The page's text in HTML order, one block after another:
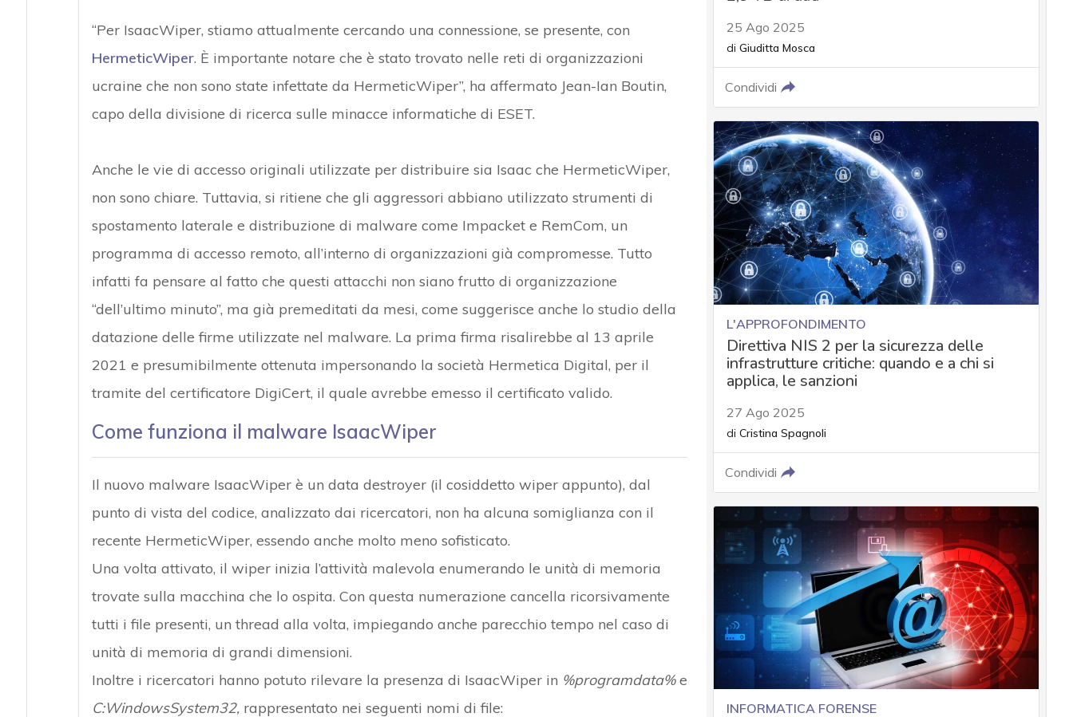
“Per IsaacWiper, stiamo attualmente cercando una connessione, se presente, con
HermeticWiper. È importante notare che è stato trovato nelle reti di organizzazioni
ucraine che non sono state infettate da HermeticWiper”, ha affermato Jean-Ian Boutin,
capo della divisione di ricerca sulle minacce informatiche di ESET.
Anche le vie di accesso originali utilizzate per distribuire sia Isaac che HermeticWiper,
non sono chiare. Tuttavia, si ritiene che gli aggressori abbiano utilizzato strumenti di
spostamento laterale e distribuzione di malware come Impacket e RemCom, un
programma di accesso remoto, all’interno di organizzazioni già compromesse. Tutto
infatti fa pensare al fatto che questi attacchi non siano frutto di organizzazione
“dell’ultimo minuto”, ma già premeditati da mesi, come suggerisce anche lo studio della
datazione delle firme utilizzate nel malware. La prima firma risalirebbe al 13 aprile
2021 e presumibilmente ottenuta impersonando la società Hermetica Digital, per il
tramite del certificatore DigiCert, il quale avrebbe emesso il certificato valido.
Come funziona il malware IsaacWiper
Il nuovo malware IsaacWiper è un data destroyer (il cosiddetto wiper appunto), dal
punto di vista del codice, analizzato dai ricercatori, non ha alcuna somiglianza con il
recente HermeticWiper, essendo anche molto meno sofisticato.
Una volta attivato, il wiper inizia l’attività malevola enumerando le unità di memoria
trovate sulla macchina che lo ospita. Con questa numerazione cancella ricorsivamente
tutti i file presenti, un thread alla volta, impiegando anche parecchio tempo nel caso di
unità di memoria di grandi dimensioni.
Inoltre i ricercatori hanno potuto rilevare la presenza di IsaacWiper in %programdata%e
C:WindowsSystem32, rappresentato nei seguenti nomi di file:
25 Ago 2025
di Giuditta Mosca
Condividi
L'APPROFONDIMENTO
Direttiva NIS 2 per la sicurezza delle
infrastrutture critiche: quando e a chi si
applica, le sanzioni
27 Ago 2025
di Cristina Spagnoli
Condividi
INFORMATICA FORENSE